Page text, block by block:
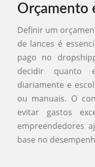
Orçamento
Definir um
de lances é
pago no
decidir quanto
diariamente e
ou manuais. O
evitar gastos
empreendedores
base no